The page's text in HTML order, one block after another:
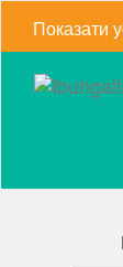
Показати